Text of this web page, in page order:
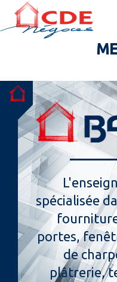
Le groupe
Nos entités
Conseils & Astuces
Actualités
Catalogues produits
spécialisée
portes,
de
plâtrerie,